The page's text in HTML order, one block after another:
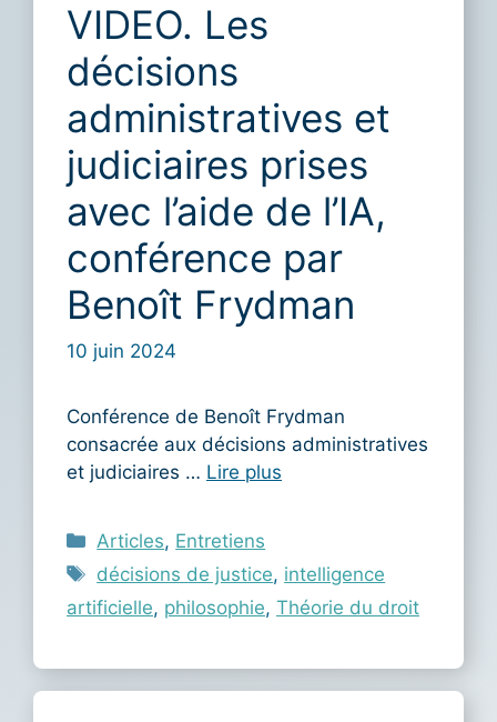
VIDEO. Les
décisions
administratives et
judiciaires prises
avec l’aide de l’IA,
conférence par
Benoît Frydman
10 juin 2024
Conférence de Benoît Frydman
consacrée aux décisions administratives
et judiciaires … Lire plus
Catégories
Articles, Entretiens
Étiquettes
décisions de justice, intelligence
artificielle, philosophie, Théorie du droit